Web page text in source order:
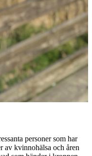
personer som har
av kvinnohälsa och åren